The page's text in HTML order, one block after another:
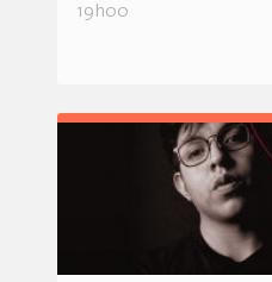
19h00